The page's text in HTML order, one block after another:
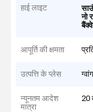
हाई लाइट
नो
आपूर्ति की क्षमता
उत्पत्ति के प्लेस
न्यूनतम आदेश
मात्रा
20